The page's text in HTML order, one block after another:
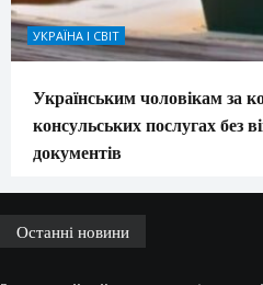
УКРАЇНА І СВІТ
Українським чоловікам за
консульських послугах без
документів
Останні новини